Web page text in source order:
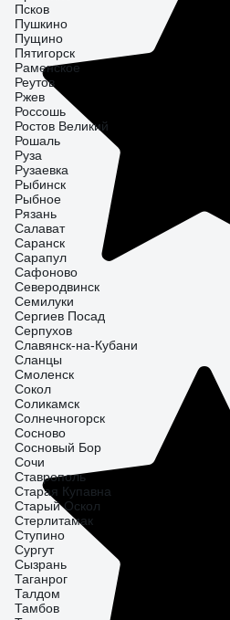
Псков
Пушкино
Пущино
Пятигорск
Раменское
Реутов
Ржев
Россошь
Ростов Великий
Рошаль
Руза
Рузаевка
Рыбинск
Рыбное
Рязань
Салават
Саранск
Сарапул
Сафоново
Северодвинск
Семилуки
Сергиев Посад
Серпухов
Славянск-на-Кубани
Сланцы
Смоленск
Сокол
Соликамск
Солнечногорск
Сосново
Сосновый Бор
Сочи
Ставрополь
Старая Купавна
Старый Оскол
Стерлитамак
Ступино
Сургут
Сызрань
Таганрог
Талдом
Тамбов